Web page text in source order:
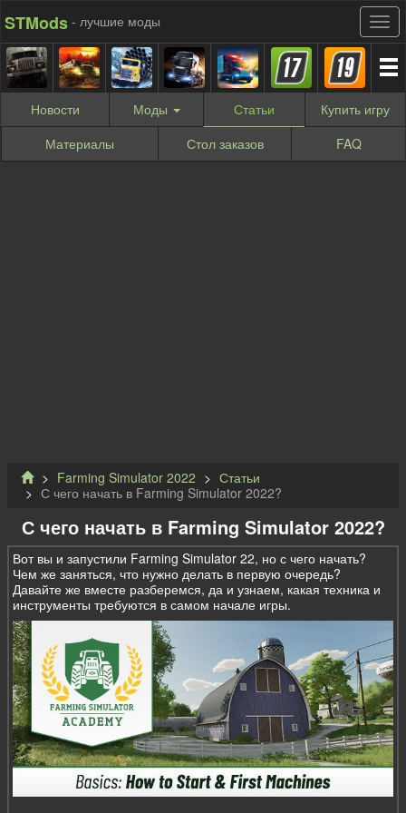
STMods - лучшие моды
Новости Моды Статьи Купить игру
Материалы
Стол заказов FAQ
Farming Simulator 2022
Статьи
С чего начать в Farming Simulator 2022?
С чего начать в Farming Simulator 2022?
Вот вы и запустили Farming Simulator 22, но с чего начать?
Чем же заняться, что нужно делать в первую очередь?
Давайте же вместе разберемся, да и узнаем, какая техника и
инструменты требуются в самом начале игры.